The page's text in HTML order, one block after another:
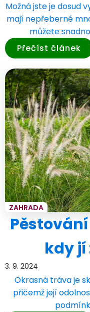
Možná jste je dosud
mají nepřeberné
můžete
Přečíst článek
ZAHRADA
kdy
3. 9. 2024
Okrasná tráva je
přičemž její